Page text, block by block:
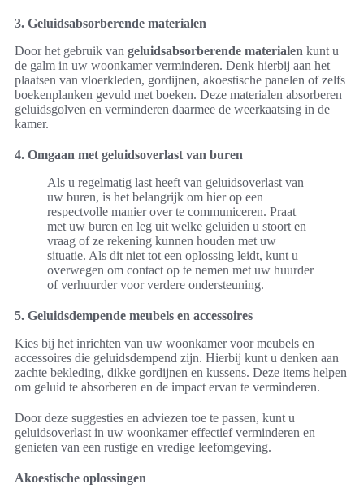
3. Geluidsabsorberende materialen
Door het gebruik van geluidsabsorberende materialen kunt u
de galm in uw woonkamer verminderen. Denk hierbij aan het
plaatsen van vloerkleden, gordijnen, akoestische panelen of zelfs
boekenplanken gevuld met boeken. Deze materialen absorberen
geluidsgolven en verminderen daarmee de weerkaatsing in de
kamer.
4. Omgaan met geluidsoverlast van buren
Als u regelmatig last heeft van geluidsoverlast van
uw buren, is het belangrijk om hier op een
respectvolle manier over te communiceren. Praat
met uw buren en leg uit welke geluiden u stoort en
vraag of ze rekening kunnen houden met uw
situatie. Als dit niet tot een oplossing leidt, kunt u
overwegen om contact op te nemen met uw huurder
of verhuurder voor verdere ondersteuning.
5. Geluidsdempende meubels en accessoires
Kies bij het inrichten van uw woonkamer voor meubels en
accessoires die geluidsdempend zijn. Hierbij kunt u denken aan
zachte bekleding, dikke gordijnen en kussens. Deze items helpen
om geluid te absorberen en de impact ervan te verminderen.
Door deze suggesties en adviezen toe te passen, kunt u
geluidsoverlast in uw woonkamer effectief verminderen en
genieten van een rustige en vredige leefomgeving.
Akoestische oplossingen